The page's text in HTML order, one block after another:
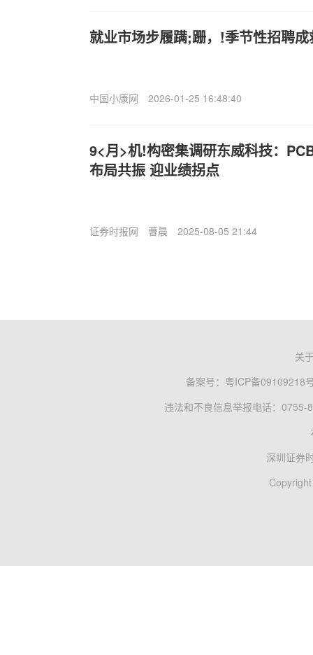
就业市场步履蹒;跚，!季节性招聘
中国小康网 2026-01-25 16:48:40
9<月>机!构密集调研东威科技：
布局共振 迎业绩拐点
证券时报网 曹晨 2025-08-05 21:44
关
备案号： 粤ICP备09109218
违法和不良信息举报电话：0755-
深圳证券